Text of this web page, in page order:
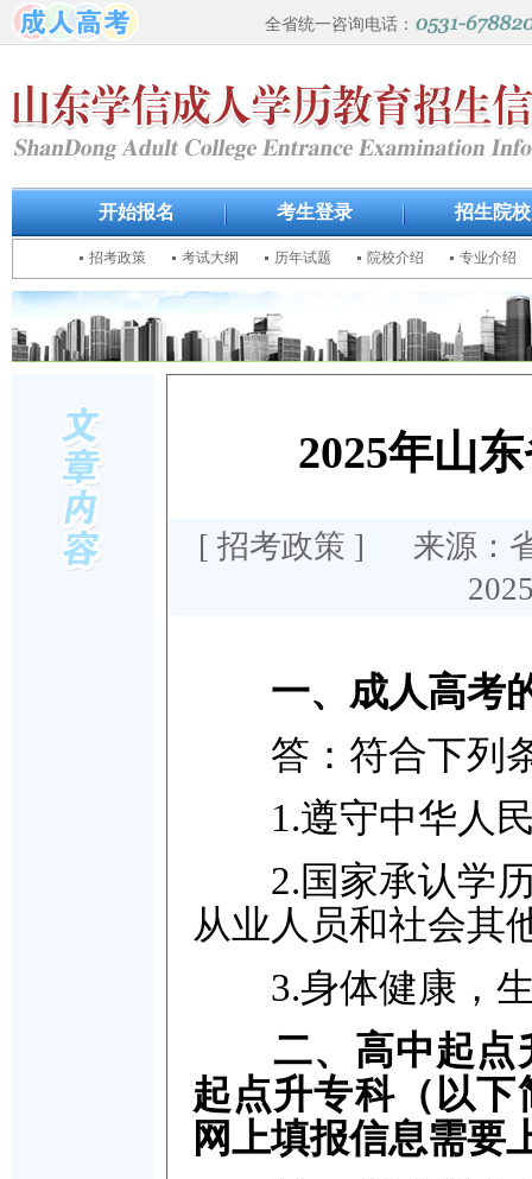
全省统一咨询电话：
开始报名 考生登录 招生院校
招考政策 考试大纲 历年试题 院校介绍 专业介绍
2025年山
[ 招考政策 ] 来源：
一、成人高考
答：符合下列条
1.遵守中华人民
2.国家承认学历
从业人员和社会其
3.身体健康，生
二、高中起点
起点升专科（以
网上填报信息需要